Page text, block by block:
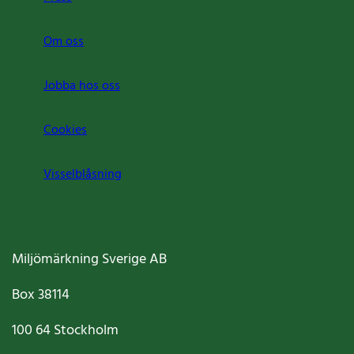
Om oss
Jobba hos oss
Cookies
Visselblåsning
Miljömärkning Sverige AB
Box38114
100 64Stockholm